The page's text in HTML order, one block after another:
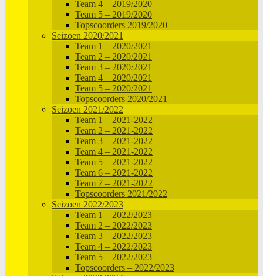
Team 4 – 2019/2020
Team 5 – 2019/2020
Topscoorders 2019/2020
Seizoen 2020/2021
Team 1 – 2020/2021
Team 2 – 2020/2021
Team 3 – 2020/2021
Team 4 – 2020/2021
Team 5 – 2020/2021
Topscoorders 2020/2021
Seizoen 2021/2022
Team 1 – 2021-2022
Team 2 – 2021-2022
Team 3 – 2021-2022
Team 4 – 2021-2022
Team 5 – 2021-2022
Team 6 – 2021-2022
Team 7 – 2021-2022
Topscoorders 2021/2022
Seizoen 2022/2023
Team 1 – 2022/2023
Team 2 – 2022/2023
Team 3 – 2022/2023
Team 4 – 2022/2023
Team 5 – 2022/2023
Topscoorders – 2022/2023